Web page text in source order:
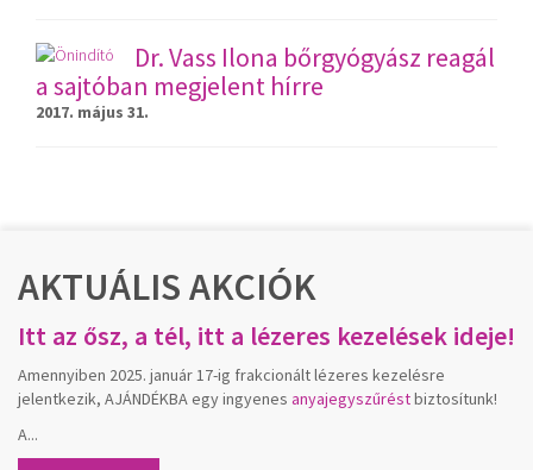
Dr. Vass Ilona bőrgyógyász reagál
a sajtóban megjelent hírre
2017. május 31.
AKTUÁLIS AKCIÓK
Itt az ősz, a tél, itt a lézeres kezelések ideje!
Amennyiben 2025. január 17-ig frakcionált lézeres kezelésre
jelentkezik, AJÁNDÉKBA egy ingyenes anyajegyszűréstbiztosítunk!
A...